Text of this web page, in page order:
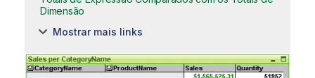
Dimensão
Mostrar mais links